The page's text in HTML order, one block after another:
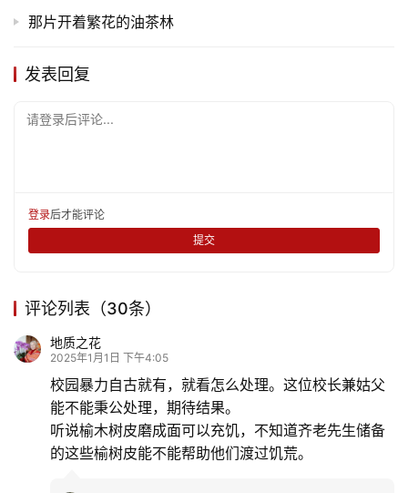
那片开着繁花的油茶林
发表回复
请登录后评论...
登录后才能评论
提交
评论列表（30条）
地质之花
2025年1月1日 下午4:05
校园暴力自古就有，就看怎么处理。这位校长兼姑父
能不能秉公处理，期待结果。
听说榆木树皮磨成面可以充饥，不知道齐老先生储备
的这些榆树皮能不能帮助他们渡过饥荒。